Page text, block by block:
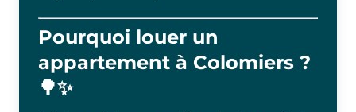
Pourquoi louer un
appartement à Colomiers ?
🌳✨